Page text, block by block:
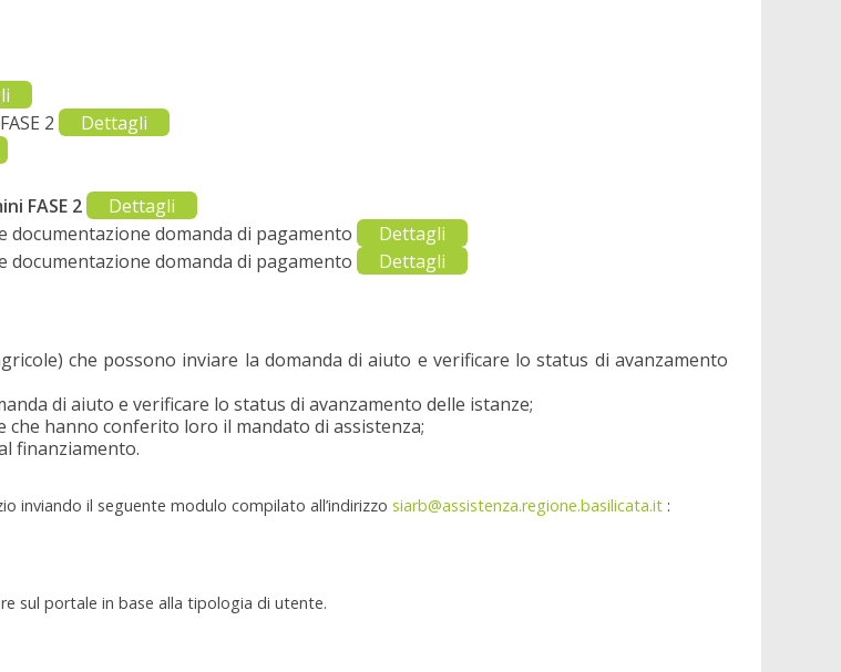
2
Dettagli
FASE 2
Dettagli
documentazione domanda di pagamento
Dettagli
documentazione domanda di pagamento
Dettagli
che possono inviare la domanda di aiuto e verificare lo status di avanzamento
di aiuto e verificare lo status di avanzamento delle istanze;
che hanno conferito loro il mandato di assistenza;
finanziamento.
inviando il seguente modulo compilato all’indirizzo siarb@assistenza.regione.basilicata.it :
sul portale in base alla tipologia di utente.